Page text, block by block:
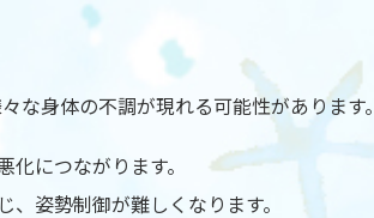
な身体の不調が現れる可能性があります。
につながります。
姿勢制御が難しくなります。